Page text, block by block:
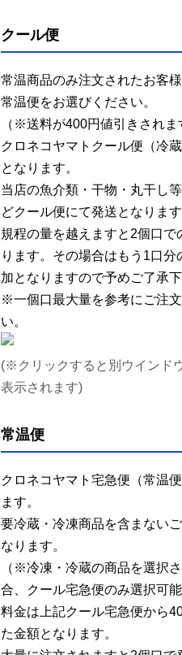
クール便
常温商品のみ注文されたお客
常温便をお選びください。
（※送料が400円値引きされま
クロネコヤマトクール便（冷蔵
となります。
当店の魚介類・干物・丸干し
どクール便にて発送となります
規程の量を越えますと2個口で
ります。その場合はもう1口分
加となりますので予めご了承下
※一個口最大量を参考にご注
い。
(※クリックすると別ウインド
表示されます)
常温便
クロネコヤマト宅急便（常温
ます。
要冷蔵・冷凍商品を含まない
なります。
（※冷凍・冷蔵の商品を選択
合、クール宅急便のみ選択可能
料金は上記クール宅急便から
た金額となります。